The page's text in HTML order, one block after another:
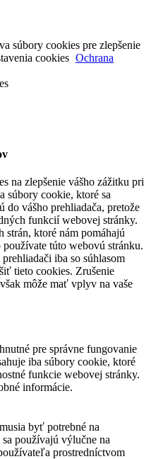
súbory cookies pre zlepšenie
cookies Ochrana
na zlepšenie vášho zážitku pri
súbory cookie, ktoré sa
vášho prehliadača, pretože
funkcií webovej stránky.
strán, ktoré nám pomáhajú
túto webovú stránku.
iba so súhlasom
tieto cookies. Zrušenie
môže mať vplyv na vaše
pre správne fungovanie
iba súbory cookie, ktoré
funkcie webovej stránky.
informácie.
byť potrebné na
používajú výlučne na
prostredníctvom